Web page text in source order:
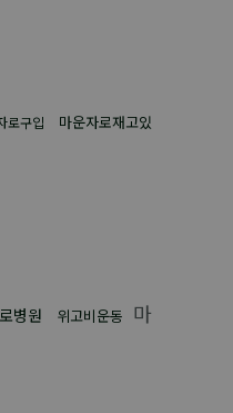
로구입
마운자로재고있
병원 위고비운동 마